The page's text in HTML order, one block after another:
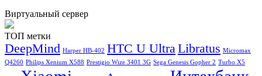
Виртуальный сервер
ТОП метки
DeepMind Harper HB-402 HTC U UltraLibratus Micromax
Q4260 Philips Xenium X588 Prestigio Wize 3401 3G Sega Genesis Gopher 2 Turbo X5